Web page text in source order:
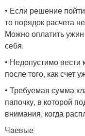
• Если решение
то порядок расчета
Можно оплатить
себя.
• Недопустимо вести
после того, как счет
• Требуемая сумма
папочку, в которой
внимания, когда
Чаевые